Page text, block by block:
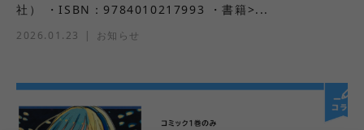
社） ・ISBN：9784010217993 ・書籍>...
2026.01.23 お知らせ